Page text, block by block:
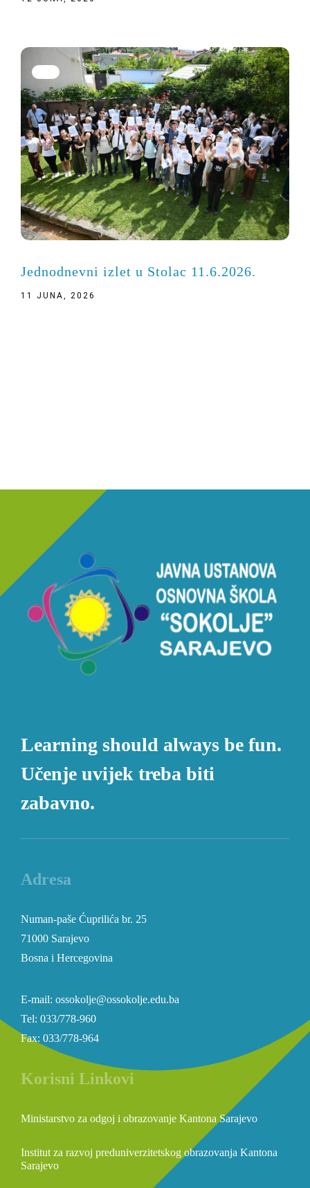
Jednodnevni izlet u Stolac 11.6.2026.
11 JUNA, 2026
Learning should always be fun.
Učenje uvijek treba biti
zabavno.
Adresa
Numan-paše Ćuprilića br. 25
71000 Sarajevo
Bosna i Hercegovina
E-mail: ossokolje@ossokolje.edu.ba
Tel: 033/778-960
Fax: 033/778-964
Korisni Linkovi
Ministarstvo za odgoj i obrazovanje Kantona Sarajevo
Institut za razvoj preduniverzitetskog obrazovanja Kantona
Sarajevo